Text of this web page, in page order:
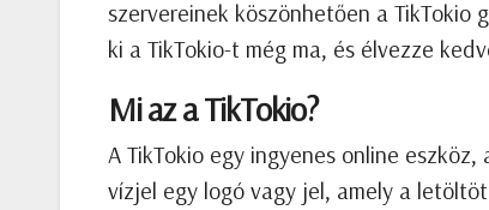
szervereinek köszönhetően a TikTokio
ki a TikTokio-t még ma, és élvezze
Mi az a TikTokio?
A TikTokio egy ingyenes online
vízjel egy logó vagy jel, amely a